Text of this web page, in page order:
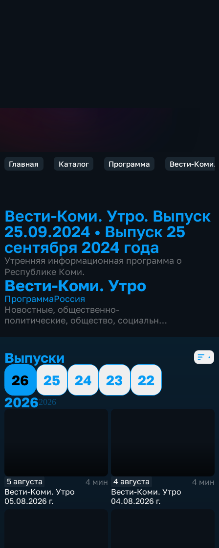
Главная Каталог Программа Вести-Коми.
Вести-Коми. Утро. Выпуск
25.09.2024 • Выпуск 25
сентября 2024 года
Утренняя информационная программа о
Республике Коми.
Вести-Коми. Утро
ПрограммаРоссия
Новостные, общественно-
политические, общество, социально-
Выпуски
26
25 24 23
22
20262026
5 августа
4 мин
Вести-Коми. Утро
05.08.2026 г.
4 августа
4 мин
Вести-Коми. Утро
04.08.2026 г.